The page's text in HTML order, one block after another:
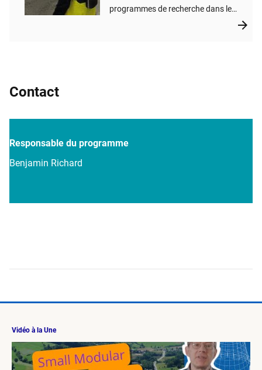
programmes de recherche dans le
Contact
Responsable du programme
Benjamin Richard
Vidéo à la Une